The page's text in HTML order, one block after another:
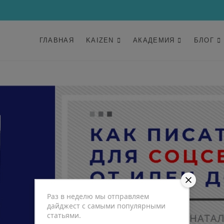
ГЛАВНАЯ KAIZEN АКАДЕМИЯ БЛОГ
Раз в неделю мы отправляем
дайджест с самыми популярными
статьями.